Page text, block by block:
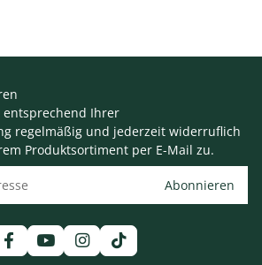
entsprechend Ihrer
regelmäßig und jederzeit widerruflich
Produktsortiment per E-Mail zu.
Abonnieren